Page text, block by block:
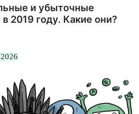
и убыточные
2019 году. Какие они?